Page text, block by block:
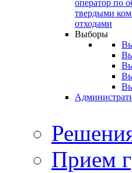
оператор по
твердыми
отходами
Выборы
Прием